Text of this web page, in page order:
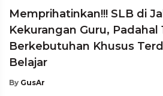
Memprihatinkan!!! SLB di
Kekurangan Guru, Padahal
Berkebutuhan Khusus
Belajar
By GusAr